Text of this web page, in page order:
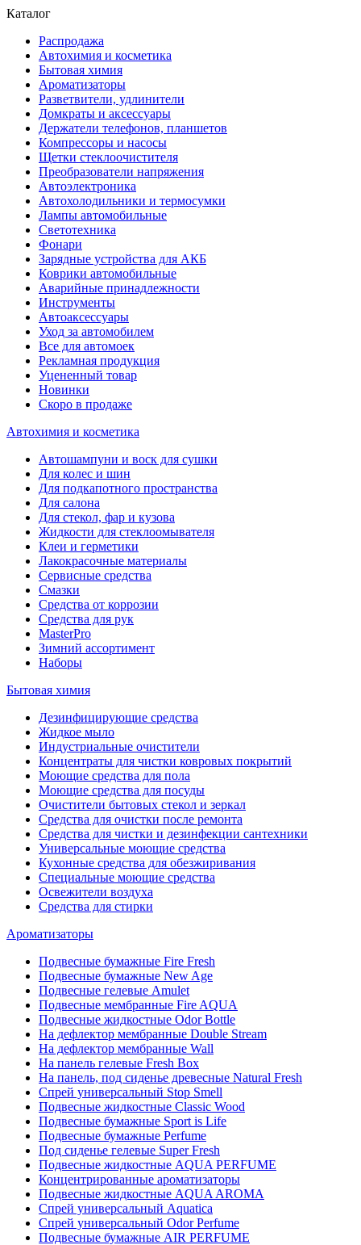
Каталог
Распродажа
Автохимия и косметика
Бытовая химия
Ароматизаторы
Разветвители, удлинители
Домкраты и аксессуары
Держатели телефонов, планшетов
Компрессоры и насосы
Щетки стеклоочистителя
Преобразователи напряжения
Автоэлектроника
Автохолодильники и термосумки
Лампы автомобильные
Светотехника
Фонари
Зарядные устройства для АКБ
Коврики автомобильные
Аварийные принадлежности
Инструменты
Автоаксессуары
Уход за автомобилем
Все для автомоек
Рекламная продукция
Уцененный товар
Новинки
Скоро в продаже
Автохимия и косметика
Автошампуни и воск для сушки
Для колес и шин
Для подкапотного пространства
Для салона
Для стекол, фар и кузова
Жидкости для стеклоомывателя
Клеи и герметики
Лакокрасочные материалы
Сервисные средства
Смазки
Средства от коррозии
Средства для рук
MasterPro
Зимний ассортимент
Наборы
Бытовая химия
Дезинфицирующие средства
Жидкое мыло
Индустриальные очистители
Концентраты для чистки ковровых покрытий
Моющие средства для пола
Моющие средства для посуды
Очистители бытовых стекол и зеркал
Средства для очистки после ремонта
Средства для чистки и дезинфекции сантехники
Универсальные моющие средства
Кухонные средства для обезжиривания
Специальные моющие средства
Освежители воздуха
Средства для стирки
Ароматизаторы
Подвесные бумажные Fire Fresh
Подвесные бумажные New Age
Подвесные гелевые Amulet
Подвесные мембранные Fire AQUA
Подвесные жидкостные Odor Bottle
На дефлектор мембранные Double Stream
На дефлектор мембранные Wall
На панель гелевые Fresh Box
На панель, под сиденье древесные Natural Fresh
Спрей универсальный Stop Smell
Подвесные жидкостные Classic Wood
Подвесные бумажные Sport is Life
Подвесные бумажные Perfume
Под сиденье гелевые Super Fresh
Подвесные жидкостные AQUA PERFUME
Концентрированные ароматизаторы
Подвесные жидкостные AQUA AROMA
Спрей универсальный Aquatica
Спрей универсальный Odor Perfume
Подвесные бумажные AIR PERFUME